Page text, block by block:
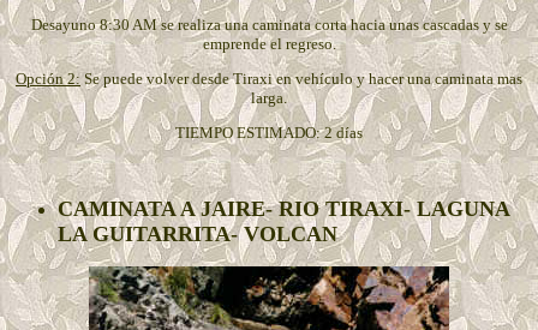
Desayuno 8:30 AM se realiza una caminata corta hacia unas cascadas y se
emprende el regreso.
Opción 2:Se puede volver desde Tiraxi en vehículo y hacer una caminata mas
larga.
TIEMPO ESTIMADO: 2 días
CAMINATA A JAIRE- RIO TIRAXI- LAGUNA
LA GUITARRITA- VOLCAN